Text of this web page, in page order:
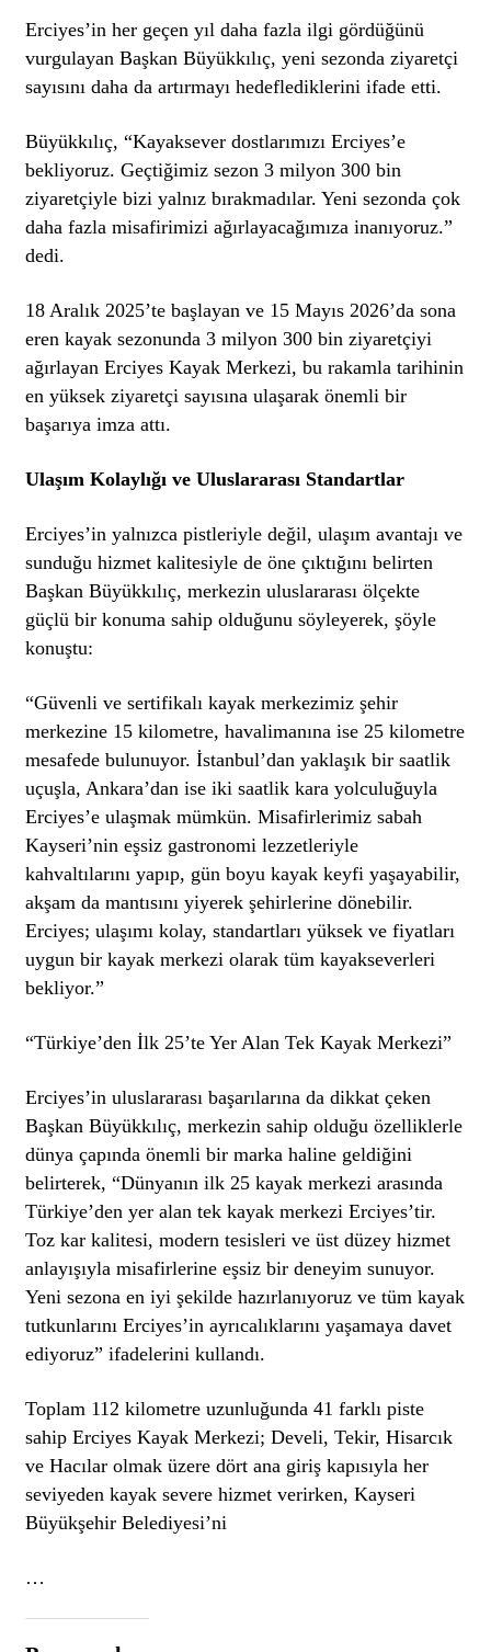
Erciyes’in her geçen yıl daha fazla ilgi gördüğünü
vurgulayan Başkan Büyükkılıç, yeni sezonda ziyaretçi
sayısını daha da artırmayı hedeflediklerini ifade etti.
Büyükkılıç, “Kayaksever dostlarımızı Erciyes’e
bekliyoruz. Geçtiğimiz sezon 3 milyon 300 bin
ziyaretçiyle bizi yalnız bırakmadılar. Yeni sezonda çok
daha fazla misafirimizi ağırlayacağımıza inanıyoruz.”
dedi.
18 Aralık 2025’te başlayan ve 15 Mayıs 2026’da sona
eren kayak sezonunda 3 milyon 300 bin ziyaretçiyi
ağırlayan Erciyes Kayak Merkezi, bu rakamla tarihinin
en yüksek ziyaretçi sayısına ulaşarak önemli bir
başarıya imza attı.
Ulaşım Kolaylığı ve Uluslararası Standartlar
Erciyes’in yalnızca pistleriyle değil, ulaşım avantajı ve
sunduğu hizmet kalitesiyle de öne çıktığını belirten
Başkan Büyükkılıç, merkezin uluslararası ölçekte
güçlü bir konuma sahip olduğunu söyleyerek, şöyle
konuştu:
“Güvenli ve sertifikalı kayak merkezimiz şehir
merkezine 15 kilometre, havalimanına ise 25 kilometre
mesafede bulunuyor. İstanbul’dan yaklaşık bir saatlik
uçuşla, Ankara’dan ise iki saatlik kara yolculuğuyla
Erciyes’e ulaşmak mümkün. Misafirlerimiz sabah
Kayseri’nin eşsiz gastronomi lezzetleriyle
kahvaltılarını yapıp, gün boyu kayak keyfi yaşayabilir,
akşam da mantısını yiyerek şehirlerine dönebilir.
Erciyes; ulaşımı kolay, standartları yüksek ve fiyatları
uygun bir kayak merkezi olarak tüm kayakseverleri
bekliyor.”
“Türkiye’den İlk 25’te Yer Alan Tek Kayak Merkezi”
Erciyes’in uluslararası başarılarına da dikkat çeken
Başkan Büyükkılıç, merkezin sahip olduğu özelliklerle
dünya çapında önemli bir marka haline geldiğini
belirterek, “Dünyanın ilk 25 kayak merkezi arasında
Türkiye’den yer alan tek kayak merkezi Erciyes’tir.
Toz kar kalitesi, modern tesisleri ve üst düzey hizmet
anlayışıyla misafirlerine eşsiz bir deneyim sunuyor.
Yeni sezona en iyi şekilde hazırlanıyoruz ve tüm kayak
tutkunlarını Erciyes’in ayrıcalıklarını yaşamaya davet
ediyoruz” ifadelerini kullandı.
Toplam 112 kilometre uzunluğunda 41 farklı piste
sahip Erciyes Kayak Merkezi; Develi, Tekir, Hisarcık
ve Hacılar olmak üzere dört ana giriş kapısıyla her
seviyeden kayak severe hizmet verirken, Kayseri
Büyükşehir Belediyesi’ni
…